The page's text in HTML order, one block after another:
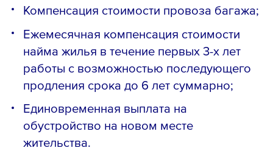
Компенсация стоимости провоза багажа;
Ежемесячная компенсация стоимости
найма жилья в течение первых 3-х лет
работы с возможностью последующего
продления срока до 6 лет суммарно;
Единовременная выплата на
обустройство на новом месте
жительства.